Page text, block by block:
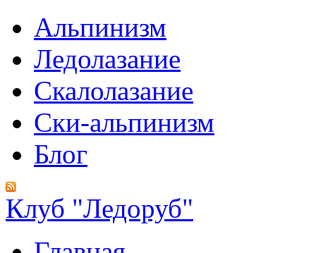
Альпинизм
Ледолазание
Скалолазание
Ски-альпинизм
Блог
Клуб "Ледоруб"